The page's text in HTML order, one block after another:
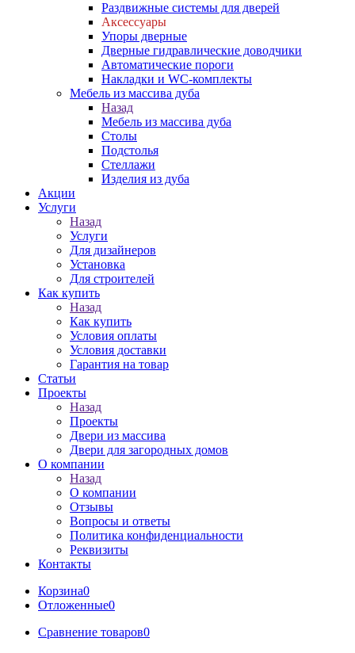
Раздвижные системы для дверей
Аксессуары
Упоры дверные
Дверные гидравлические доводчики
Автоматические пороги
Накладки и WC-комплекты
Мебель из массива дуба
Назад
Мебель из массива дуба
Столы
Подстолья
Стеллажи
Изделия из дуба
Акции
Услуги
Назад
Услуги
Для дизайнеров
Установка
Для строителей
Как купить
Назад
Как купить
Условия оплаты
Условия доставки
Гарантия на товар
Статьи
Проекты
Назад
Проекты
Двери из массива
Двери для загородных домов
О компании
Назад
О компании
Отзывы
Вопросы и ответы
Политика конфиденциальности
Реквизиты
Контакты
Корзина0
Отложенные0
Сравнение товаров0